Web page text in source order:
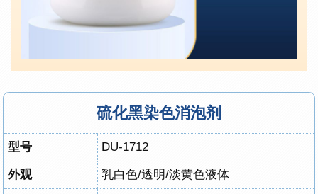
硫化黑染色消泡剂
型号 DU-1712
外观 乳白色/透明/淡黄色液体